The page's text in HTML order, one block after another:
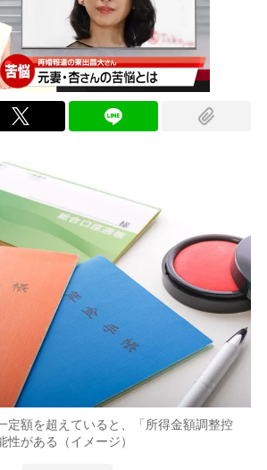
定額を超えていると、「所得金額調整控
がある（イメージ）